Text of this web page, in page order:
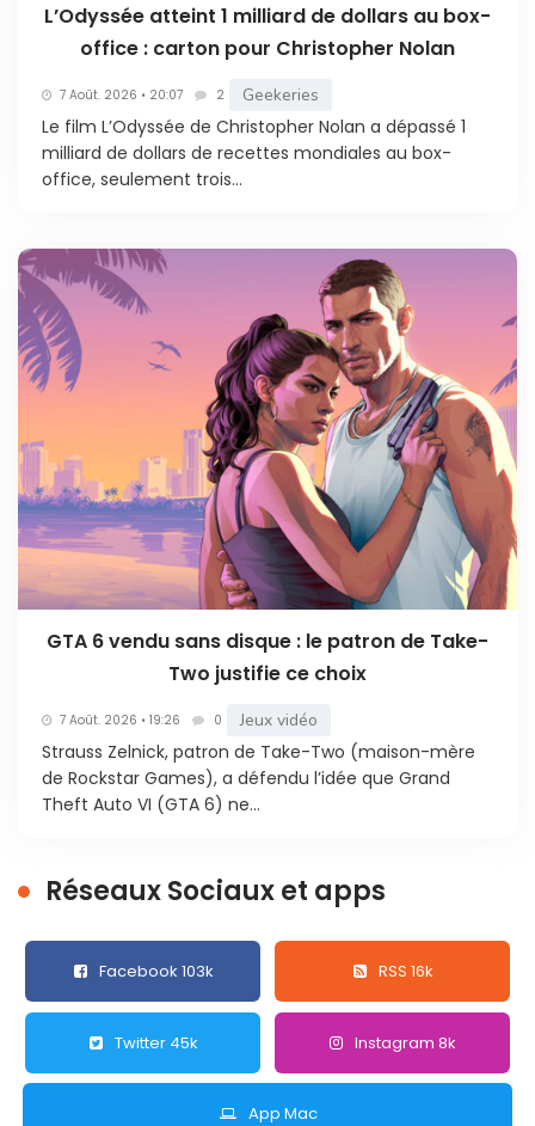
L’Odyssée atteint 1 milliard de dollars au box-
office : carton pour Christopher Nolan
7 Août. 2026 • 20:07 2 Geekeries
Le film L’Odyssée de Christopher Nolan a dépassé 1
milliard de dollars de recettes mondiales au box-
office, seulement trois...
GTA 6 vendu sans disque : le patron de Take-
Two justifie ce choix
7 Août. 2026 • 19:26 0 Jeux vidéo
Strauss Zelnick, patron de Take-Two (maison-mère
de Rockstar Games), a défendu l’idée que Grand
Theft Auto VI (GTA 6) ne...
Réseaux Sociaux et apps
Facebook 103k RSS 16k
Twitter 45k Instagram 8k
App Mac